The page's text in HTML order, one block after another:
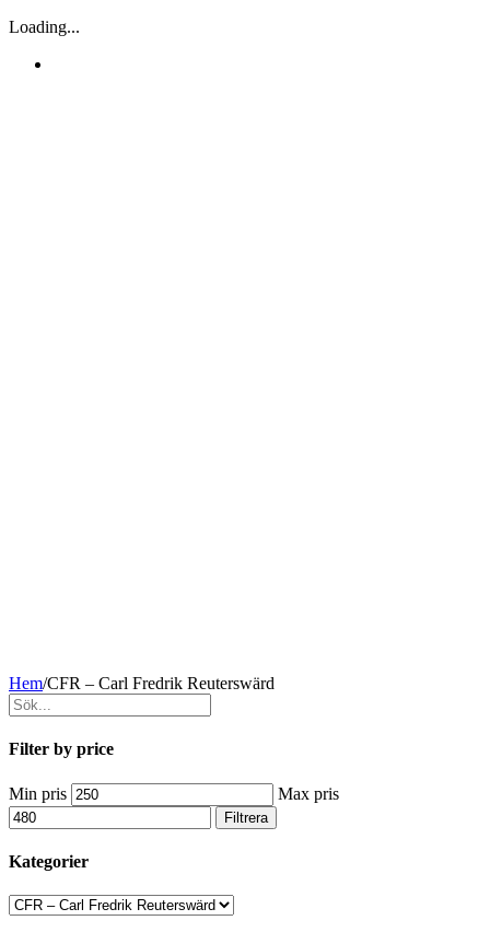
Loading...
Hem/CFR – Carl Fredrik Reuterswärd
Filter by price
Min pris Max pris
Filtrera
Kategorier